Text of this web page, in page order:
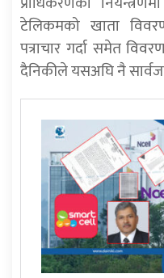
टेलिकमको खाता
पत्राचार गर्दा समेत
दैनिकीले यसअघि नै